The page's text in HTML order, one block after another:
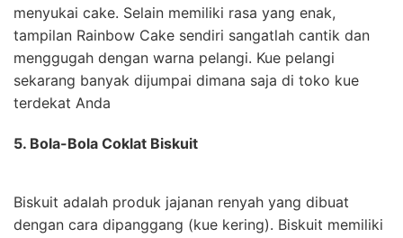
menyukai cake. Selain memiliki rasa yang enak,
tampilan Rainbow Cake sendiri sangatlah cantik dan
menggugah dengan warna pelangi. Kue pelangi
sekarang banyak dijumpai dimana saja di toko kue
terdekat Anda
5. Bola-Bola Coklat Biskuit
Biskuit adalah produk jajanan renyah yang dibuat
dengan cara dipanggang (kue kering). Biskuit memiliki